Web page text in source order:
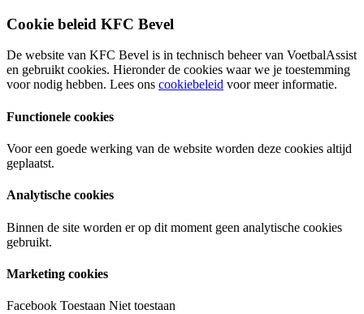
Cookie beleid KFC Bevel
De website van KFC Bevel is in technisch beheer van VoetbalAssist
en gebruikt cookies. Hieronder de cookies waar we je toestemming
voor nodig hebben. Lees ons cookiebeleid voor meer informatie.
Functionele cookies
Voor een goede werking van de website worden deze cookies altijd
geplaatst.
Analytische cookies
Binnen de site worden er op dit moment geen analytische cookies
gebruikt.
Marketing cookies
Facebook Toestaan Niet toestaan